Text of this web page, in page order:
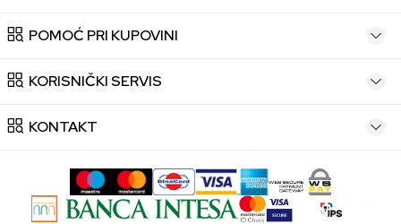
POMOĆ PRI KUPOVINI
KORISNIČKI SERVIS
KONTAKT